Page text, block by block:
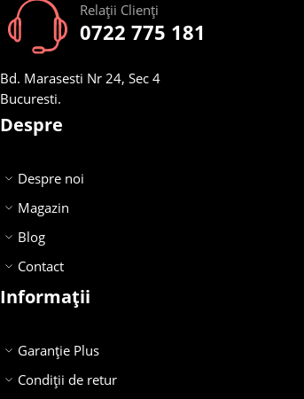
Relații Clienți
0722 775 181
Bd. Marasesti Nr 24, Sec 4
Bucuresti.
Despre
Despre noi
Magazin
Blog
Contact
Informații
Garanție Plus
Condiții de retur